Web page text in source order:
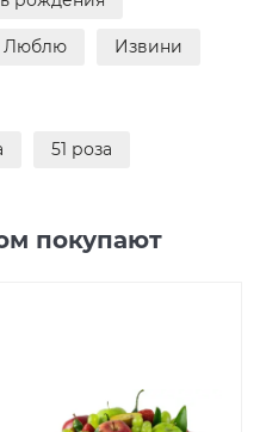
Люблю Извини
51 роза
покупают